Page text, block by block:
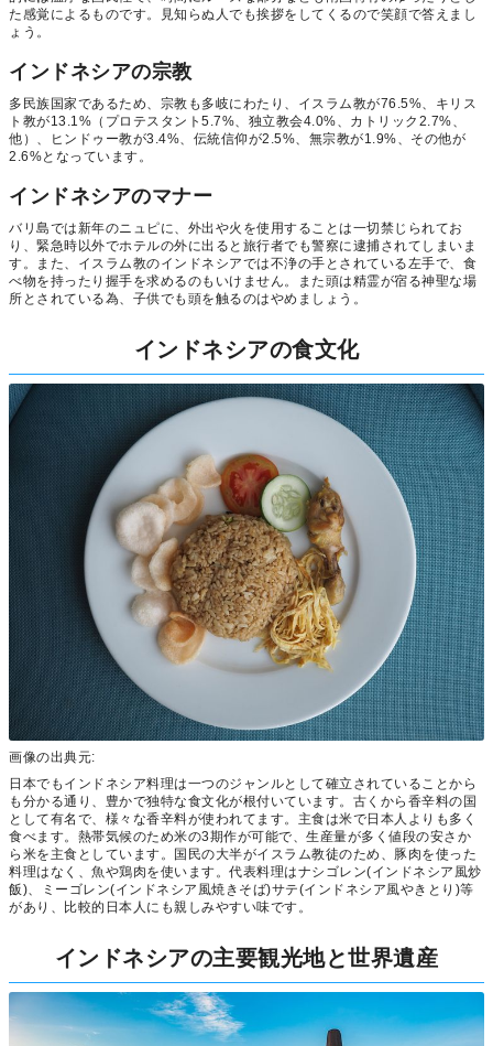
た感覚によるものです。見知らぬ人でも挨拶をしてくるので笑顔で答えまし
ょう。
インドネシアの宗教
多民族国家であるため、宗教も多岐にわたり、イスラム教が76.5%、キリス
ト教が13.1%（プロテスタント5.7%、独立教会4.0%、カトリック2.7%、
他）、ヒンドゥー教が3.4%、伝統信仰が2.5%、無宗教が1.9%、その他が
2.6%となっています。
インドネシアのマナー
バリ島では新年のニュピに、外出や火を使用することは一切禁じられてお
り、緊急時以外でホテルの外に出ると旅行者でも警察に逮捕されてしまいま
す。また、イスラム教のインドネシアでは不浄の手とされている左手で、食
べ物を持ったり握手を求めるのもいけません。また頭は精霊が宿る神聖な場
所とされている為、子供でも頭を触るのはやめましょう。
インドネシアの食文化
画像の出典元:
日本でもインドネシア料理は一つのジャンルとして確立されていることから
も分かる通り、豊かで独特な食文化が根付いています。古くから香辛料の国
として有名で、様々な香辛料が使われてます。主食は米で日本人よりも多く
食べます。熱帯気候のため米の3期作が可能で、生産量が多く値段の安さか
ら米を主食としています。国民の大半がイスラム教徒のため、豚肉を使った
料理はなく、魚や鶏肉を使います。代表料理はナシゴレン(インドネシア風炒
飯)、ミーゴレン(インドネシア風焼きそば)サテ(インドネシア風やきとり)等
があり、比較的日本人にも親しみやすい味です。
インドネシアの主要観光地と世界遺産